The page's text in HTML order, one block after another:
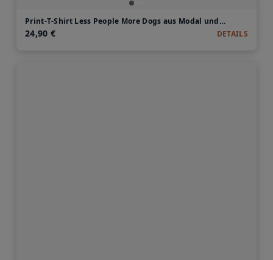
Print-T-Shirt Less People More Dogs aus Modal und Baumwolle
24,90 € DETAILS